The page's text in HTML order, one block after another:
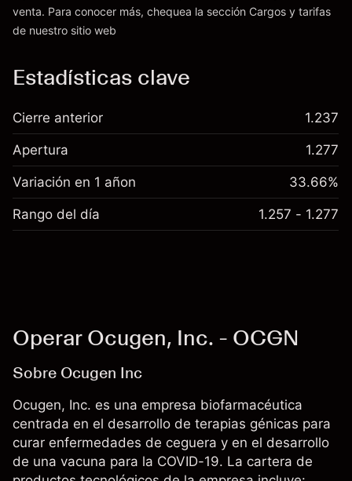
Cargos
venta. Para conocer más, chequea la sección Cargos y tarifas
de nuestro sitio web
Estadísticas clave
Cierre anterior 1.237
Apertura 1.277
Variación en 1 añon 33.66%
Rango del día 1.257 - 1.277
Operar Ocugen, Inc. - OCGN
Sobre Ocugen Inc
Ocugen, Inc. es una empresa biofarmacéutica
centrada en el desarrollo de terapias génicas para
curar enfermedades de ceguera y en el desarrollo
de una vacuna para la COVID-19. La cartera de